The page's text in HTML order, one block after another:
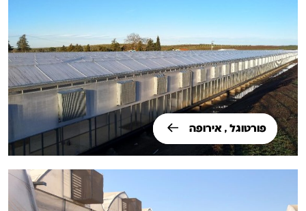
פורטוגל , אירופה